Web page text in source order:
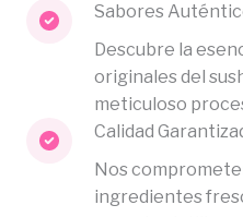
Sabores
Descubre la
originales del
meticuloso
Calidad
Nos
ingredientes